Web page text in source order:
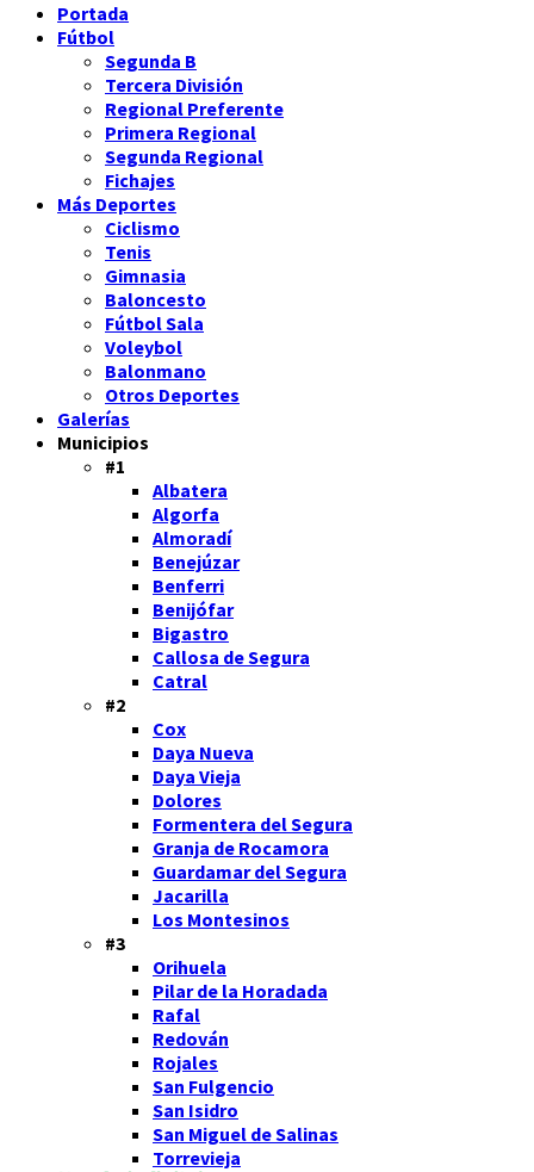
Portada
Fútbol
Segunda B
Tercera División
Regional Preferente
Primera Regional
Segunda Regional
Fichajes
Más Deportes
Ciclismo
Tenis
Gimnasia
Baloncesto
Fútbol Sala
Voleybol
Balonmano
Otros Deportes
Galerías
Municipios
#1
Albatera
Algorfa
Almoradí
Benejúzar
Benferri
Benijófar
Bigastro
Callosa de Segura
Catral
#2
Cox
Daya Nueva
Daya Vieja
Dolores
Formentera del Segura
Granja de Rocamora
Guardamar del Segura
Jacarilla
Los Montesinos
#3
Orihuela
Pilar de la Horadada
Rafal
Redován
Rojales
San Fulgencio
San Isidro
San Miguel de Salinas
Torrevieja